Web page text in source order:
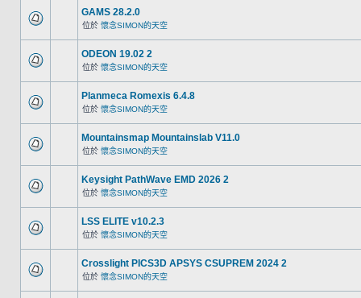
GAMS 28.2.0
位於 懷念SIMON的天空
ODEON 19.02 2
位於 懷念SIMON的天空
Planmeca Romexis 6.4.8
位於 懷念SIMON的天空
Mountainsmap Mountainslab V11.0
位於 懷念SIMON的天空
Keysight PathWave EMD 2026 2
位於 懷念SIMON的天空
LSS ELITE v10.2.3
位於 懷念SIMON的天空
Crosslight PICS3D APSYS CSUPREM 2024 2
位於 懷念SIMON的天空